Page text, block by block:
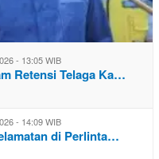
- 13:05 WIB
Retensi Telaga Ka…
- 14:09 WIB
di Perlinta…